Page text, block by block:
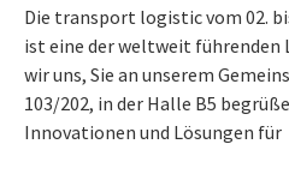
Die transport logistic vom 02.
ist eine der weltweit führenden
wir uns, Sie an unserem
103/202, in der Halle B5
Innovationen und Lösungen für